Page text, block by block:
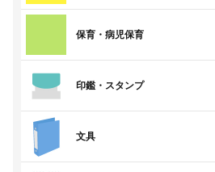
保育・病児保育
印鑑・スタンプ
文具